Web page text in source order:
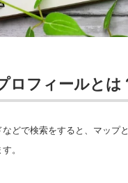
ロフィールとは
どで検索をすると、マップ
。